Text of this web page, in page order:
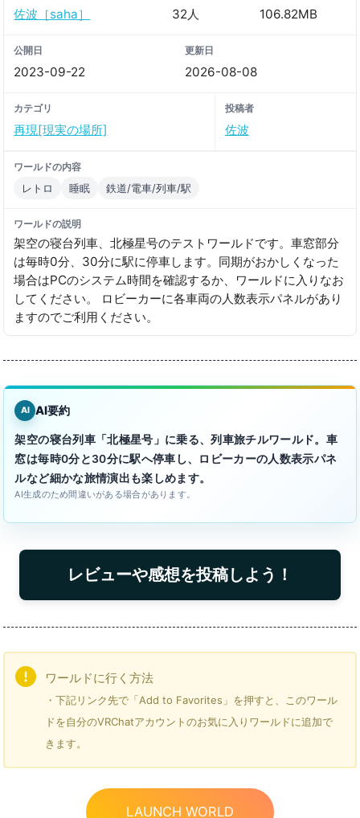
佐波［saha］ 32人 106.82MB
公開日
2023-09-22
更新日
2026-08-08
カテゴリ
再現[現実の場所]
投稿者
佐波
ワールドの内容
レトロ 睡眠 鉄道/電車/列車/駅
ワールドの説明
架空の寝台列車、北極星号のテストワールドです。車窓部分
は毎時0分、30分に駅に停車します。同期がおかしくなった
場合はPCのシステム時間を確認するか、ワールドに入りなお
してください。 ロビーカーに各車両の人数表示パネルがあり
ますのでご利用ください。
AI AI要約
架空の寝台列車「北極星号」に乗る、列車旅チルワールド。車
窓は毎時0分と30分に駅へ停車し、ロビーカーの人数表示パネ
ルなど細かな旅情演出も楽しめます。
AI生成のため間違いがある場合があります。
レビューや感想を投稿しよう！
ワールドに行く方法
・下記リンク先で「Add to Favorites」を押すと、このワール
ドを自分のVRChatアカウントのお気に入りワールドに追加で
きます。
LAUNCH WORLD